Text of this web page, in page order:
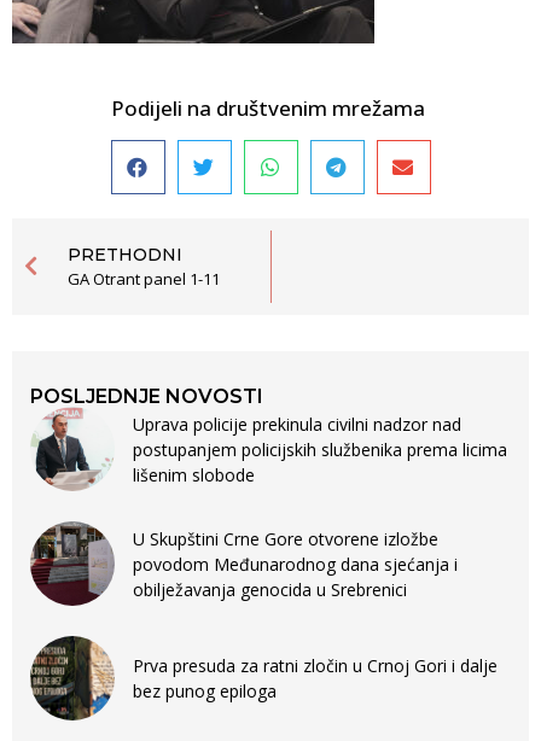
Podijeli na društvenim mrežama
PRETHODNI
GA Otrant panel 1-11
POSLJEDNJE NOVOSTI
Uprava policije prekinula civilni nadzor nad
postupanjem policijskih službenika prema licima
lišenim slobode
U Skupštini Crne Gore otvorene izložbe
povodom Međunarodnog dana sjećanja i
obilježavanja genocida u Srebrenici
Prva presuda za ratni zločin u Crnoj Gori i dalje
bez punog epiloga